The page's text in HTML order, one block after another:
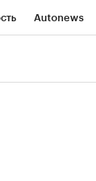
Autonews